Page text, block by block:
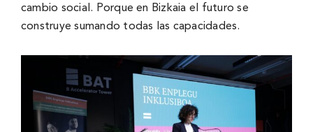
cambio social. Porque en Bizkaia el futuro se
construye sumando todas las capacidades.